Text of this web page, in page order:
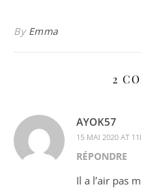
By Emma
2
AYOK57
15 MAI 2020 AT
RÉPONDRE
Il a l’air pas